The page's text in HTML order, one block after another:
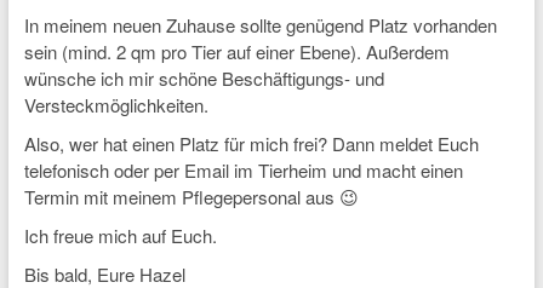
In meinem neuen Zuhause sollte genügend Platz vorhanden
sein (mind. 2 qm pro Tier auf einer Ebene). Außerdem
wünsche ich mir schöne Beschäftigungs- und
Versteckmöglichkeiten.
Also, wer hat einen Platz für mich frei? Dann meldet Euch
telefonisch oder per Email im Tierheim und macht einen
Termin mit meinem Pflegepersonal aus 😉
Ich freue mich auf Euch.
Bis bald, Eure Hazel